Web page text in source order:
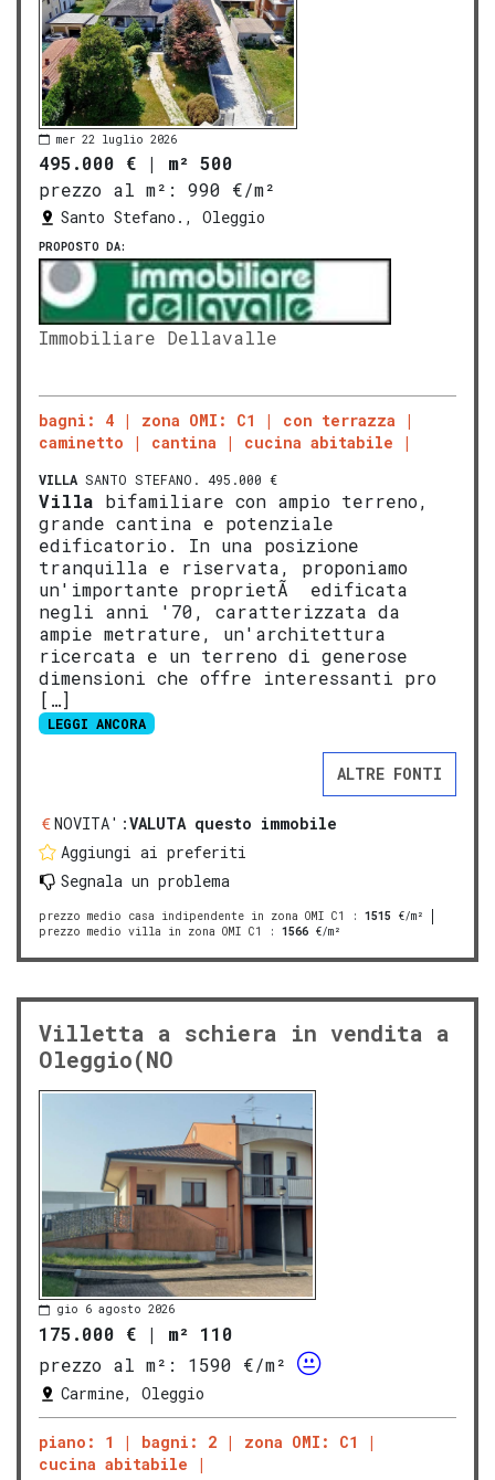
mer 22 luglio 2026
495.000 € | m² 500
prezzo al m²:
990 €/m²
Santo Stefano., Oleggio
PROPOSTO DA:
Immobiliare Dellavalle
bagni: 4 zona OMI: C1
con terrazza
caminetto
cantina cucina abitabile
VILLA SANTO STEFANO. 495.000 €
Villa bifamiliare con ampio terreno,
grande cantina e potenziale
edificatorio. In una posizione
tranquilla e riservata, proponiamo
un'importante proprietÃ edificata
negli anni '70, caratterizzata da
ampie metrature, un'architettura
ricercata e un terreno di generose
dimensioni che offre interessanti pro
[…]
LEGGI ANCORA
ALTRE FONTI
NOVITA':VALUTA questo immobile
Aggiungi ai preferiti
Segnala un problema
prezzo medio casa indipendente in zona OMI C1 : 1515 €/m²
prezzo medio villa in zona OMI C1
: 1566 €/m²
Villetta a schiera in vendita a
Oleggio(NO
gio 6 agosto 2026
175.000 € | m² 110
prezzo al m²:
1590 €/m²
Carmine, Oleggio
piano: 1 bagni: 2
zona OMI: C1
cucina abitabile